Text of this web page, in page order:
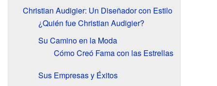
Christian Audigier: Un Diseñador con Estilo
¿Quién fue Christian Audigier?
Su Camino en la Moda
Cómo Creó Fama con las Estrellas
Sus Empresas y Éxitos